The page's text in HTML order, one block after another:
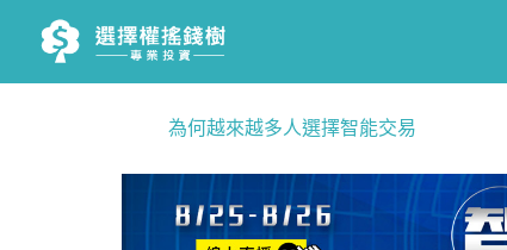
為何越來越多人選擇智能交易